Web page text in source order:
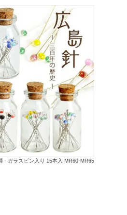
- ガラスビン入り 15本入 MR60-MR65